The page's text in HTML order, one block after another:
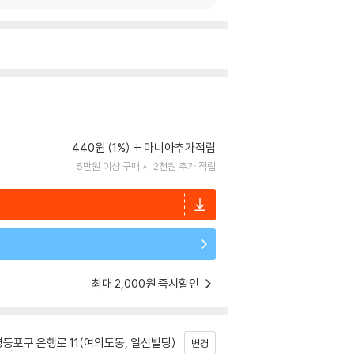
440원 (1%) 마니아추가적립
5만원 이상 구매 시 2천원 추가 적립
최대 2,000원 즉시할인
포구 은행로 11(여의도동, 일신빌딩) 변경